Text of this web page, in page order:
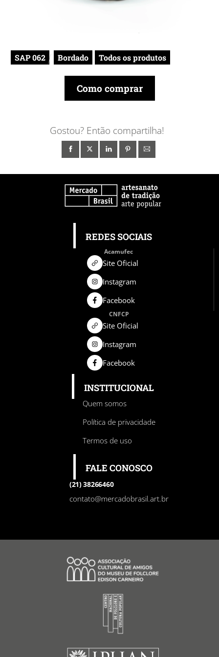
SAP 062 Bordado Todos os produtos
Como comprar
Gostou? Então compartilha!
REDES SOCIAIS
Acamufec
Site Oficial
Instagram
Facebook
CNFCP
Site Oficial
Instagram
Facebook
INSTITUCIONAL
Quem somos
Política de privacidade
Termos de uso
FALE CONOSCO
(21) 38266460
contato@mercadobrasil.art.br